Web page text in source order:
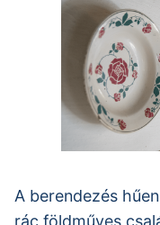
A berendezés